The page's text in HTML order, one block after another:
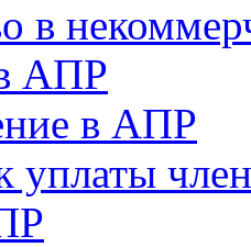
в
АПР
в АПР
уплаты